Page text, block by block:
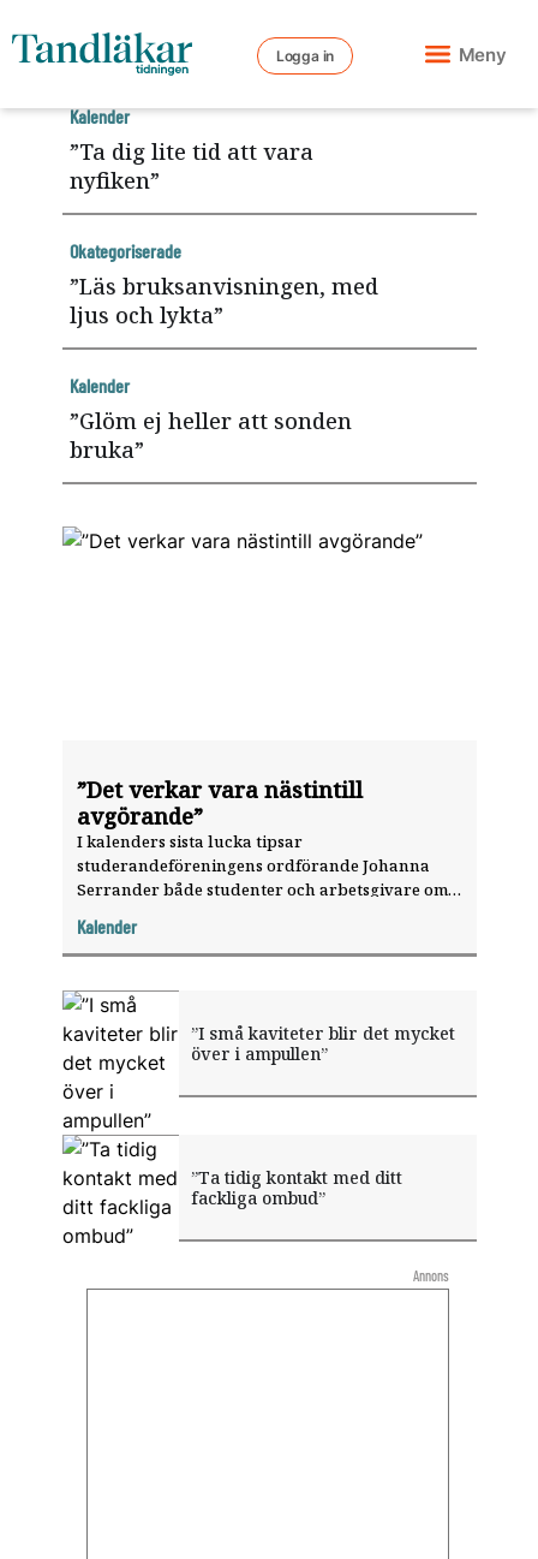
Logga in Meny
”Det verkar vara nästintill
avgörande”
I kalenders sista lucka tipsar
studerandeföreningens ordförande Johanna
Serrander både studenter och arbetsgivare om
rekrytering. God jul!
Kalender
”Ta dig lite tid att vara
nyfiken”
Kalender
”Läs bruksanvisningen, med
ljus och lykta”
Okategoriserade
”Glöm ej heller att sonden
bruka”
Kalender
”I små kaviteter blir det mycket
över i ampullen”
”Ta tidig kontakt med ditt
fackliga ombud”
Annons